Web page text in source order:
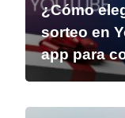
¿Cómo
sorteo en
app para